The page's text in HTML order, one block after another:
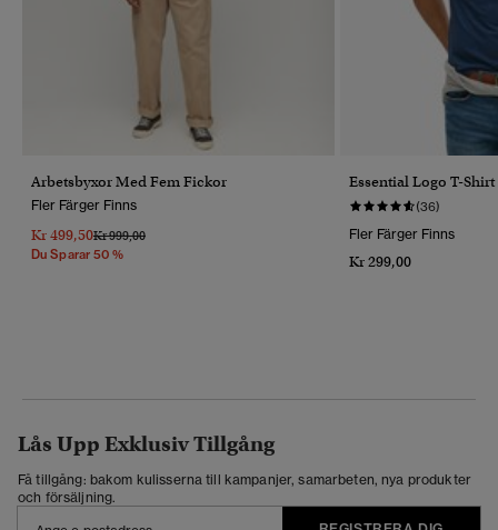
Arbetsbyxor Med Fem Fickor
Fler Färger Finns
Kr 499,50Pris Reducerat Från
Kr 999,00Till
Du Sparar 50 %
Essential Logo T-Shirt
(36)
Fler Färger Finns
Kr 299,00
Lås Upp Exklusiv Tillgång
Få tillgång: bakom kulisserna till kampanjer, samarbeten, nya produkter
och försäljning.